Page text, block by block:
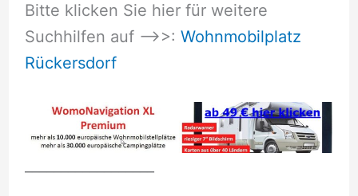
Bitte klicken Sie hier für weitere
Suchhilfen auf –>>: Wohnmobilplatz
Rückersdorf